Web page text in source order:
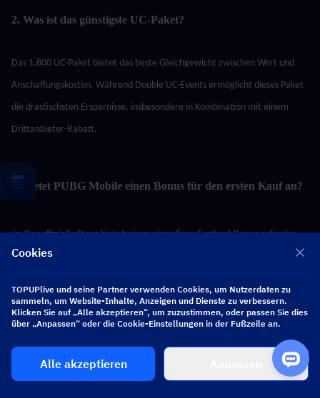
2. Was ist das günstigste UC-Paket?
Das 1.800 UC-Paket bietet das beste Gleichgewicht zwischen Wert und
Anschaffungskosten. Während Double UC-Events ermöglicht dieses Paket
die drastischsten Ersparnisse, insbesondere in Kombination mit einem
Drittanbieter-Rabatt.
3. Bietet PUBG Mobile einen Bonus für den ersten Kauf an?
Ja. Der offizielle Store bietet einen einmaligen Erstkauf-Bonus auf jeder
Preisstufe an. Dieser Bonus gilt jedoch nur einmal pro Stufe und Konto.
auf jeden Einkauf, was oft einen besseren langfristigen Wert bietet, als nur
den Erstkauf-Boni nachzujagen.
4. Wie finde ich meine PUBG Mobile UID?
Cookies
TOPUPlive und seine Partner verwenden Cookies, um Nutzerdaten zu
sammeln, um Website-Inhalte, Anzeigen und Dienste zu verbessern.
Klicken Sie auf „Alle akzeptieren“, um zuzustimmen, oder passen Sie dies
über „Anpassen“ oder die Cookie-Einstellungen in der Fußzeile an.
Alle akzeptieren